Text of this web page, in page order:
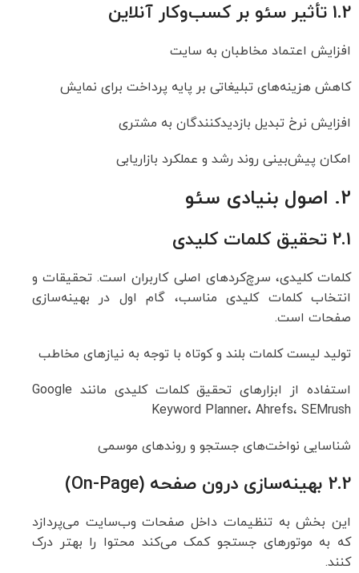
1.2 تأثیر سئو بر کسب‌وکار آنلاین
افزایش اعتماد مخاطبان به سایت
کاهش هزینه‌های تبلیغاتی بر پایه پرداخت برای نمایش
افزایش نرخ تبدیل بازدیدکنندگان به مشتری
امکان پیش‌بینی روند رشد و عملکرد بازاریابی
2. اصول بنیادی سئو
2.1 تحقیق کلمات کلیدی
کلمات کلیدی، سرچ‌کردهای اصلی کاربران است. تحقیقات و
انتخاب کلمات کلیدی مناسب، گام اول در بهینه‌سازی
صفحات است.
تولید لیست کلمات بلند و کوتاه با توجه به نیازهای مخاطب
استفاده از ابزارهای تحقیق کلمات کلیدی مانند Google
Keyword Planner، Ahrefs، SEMrush
شناسایی نواخت‌های جستجو و روندهای موسمی
2.2 بهینه‌سازی درون صفحه (On-Page)
این بخش به تنظیمات داخل صفحات وب‌سایت می‌پردازد
که به موتورهای جستجو کمک می‌کند محتوا را بهتر درک
کنند.